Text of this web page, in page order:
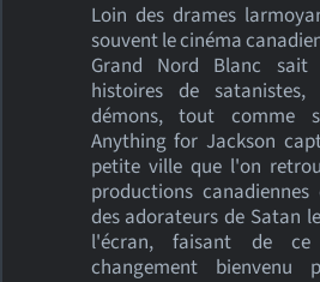
Loin des drames
souvent le cinéma
Grand Nord Blanc sait
histoires de
démons, tout comme
Anything for Jackson
petite ville que l'on
productions
des adorateurs de Satan
l'écran, faisant de
changement